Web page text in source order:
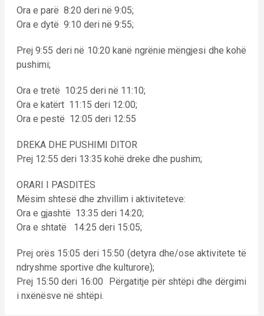
Ora e parë 8:20 deri në 9:05;
Ora e dytë 9:10 deri në 9:55;
Prej 9:55 deri në 10:20 kanë ngrënie mëngjesi dhe kohë
pushimi;
Ora e tretë 10:25 deri në 11:10;
Ora e katërt 11:15 deri 12:00;
Ora e pestë 12:05 deri 12:55
DREKA DHE PUSHIMI DITOR
Prej 12:55 deri 13:35 kohë dreke dhe pushim;
ORARI I PASDITËS
Mësim shtesë dhe zhvillim i aktiviteteve:
Ora e gjashtë 13:35 deri 14:20;
Ora e shtatë 14:25 deri 15:05;
Prej orës 15:05 deri 15:50 (detyra dhe/ose aktivitete të
ndryshme sportive dhe kulturore);
Prej 15:50 deri 16:00 Përgatitje për shtëpi dhe dërgimi
i nxënësve në shtëpi.